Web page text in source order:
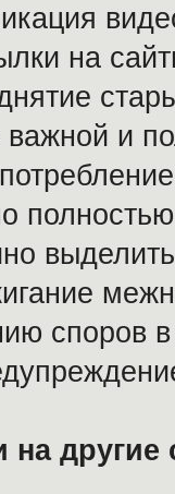
на
важной и
споров
на другие